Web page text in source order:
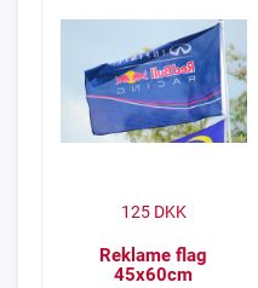
Reklame flag
45x60cm
125DKK